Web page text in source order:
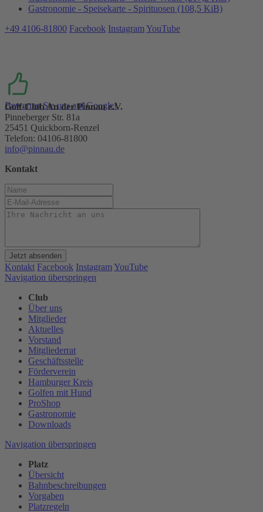
Gastronomie - Speisekarte - Spirituosen (108,5 KiB)
+49 4106-81800 Facebook InstagramYouTube
Bewerten Sie uns auf Google!
Golf-Club An der Pinnau e.V.
Pinneberger Str. 81a
25451 Quickborn-Renzel
Telefon: 04106-81800
info@pinnau.de
Kontakt
Jetzt absenden
Kontakt Facebook InstagramYouTube
Navigation überspringen
Club
Über uns
Mitglieder
Aktuelles
Vorstand
Mitgliederrat
Geschäftsstelle
Förderverein
Hamburger Kreis
Golfen mit Hund
ProShop
Gastronomie
Downloads
Navigation überspringen
Platz
Übersicht
Bahnbeschreibungen
Vorgaben
Platzregeln